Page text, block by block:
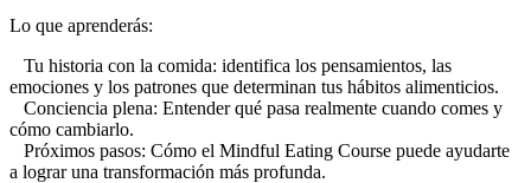
Lo que aprenderás:
Tu historia con la comida: identifica los pensamientos, las
emociones y los patrones que determinan tus hábitos alimenticios.
Conciencia plena: Entender qué pasa realmente cuando comes y
cómo cambiarlo.
Próximos pasos: Cómo el Mindful Eating Course puede ayudarte
a lograr una transformación más profunda.